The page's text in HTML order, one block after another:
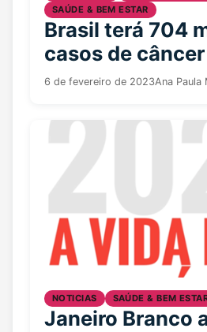
SAÚDE & BEM ESTAR
Brasil terá 704
casos de câncer
6 de fevereiro de 2023Ana Paula
NOTICIAS SAÚDE & BEM
Janeiro Branco